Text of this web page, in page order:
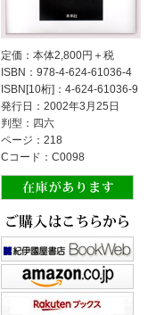
定価：本体2,800円＋税
ISBN：978-4-624-61036-4
ISBN[10桁]：4-624-61036-9
発行日：2002年3月25日
判型：四六
ページ：218
Cコード：C0098